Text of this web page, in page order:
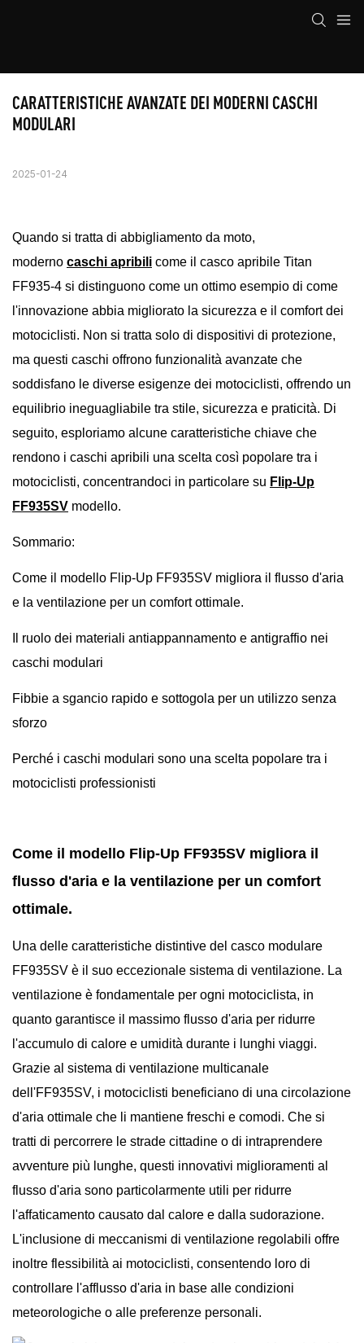
CARATTERISTICHE AVANZATE DEI MODERNI CASCHI
MODULARI
2025-01-24
Quando si tratta di abbigliamento da moto,
moderno caschi apribili come il casco apribile Titan
FF935-4 si distinguono come un ottimo esempio di come
l'innovazione abbia migliorato la sicurezza e il comfort dei
motociclisti. Non si tratta solo di dispositivi di protezione,
ma questi caschi offrono funzionalità avanzate che
soddisfano le diverse esigenze dei motociclisti, offrendo un
equilibrio ineguagliabile tra stile, sicurezza e praticità. Di
seguito, esploriamo alcune caratteristiche chiave che
rendono i caschi apribili una scelta così popolare tra i
motociclisti, concentrandoci in particolare su Flip-Up
FF935SV modello.
Sommario:
Come il modello Flip-Up FF935SV migliora il flusso d'aria
e la ventilazione per un comfort ottimale.
Il ruolo dei materiali antiappannamento e antigraffio nei
caschi modulari
Fibbie a sgancio rapido e sottogola per un utilizzo senza
sforzo
Perché i caschi modulari sono una scelta popolare tra i
motociclisti professionisti
Come il modello Flip-Up FF935SV migliora il
flusso d'aria e la ventilazione per un comfort
ottimale.
Una delle caratteristiche distintive del casco modulare
FF935SV è il suo eccezionale sistema di ventilazione. La
ventilazione è fondamentale per ogni motociclista, in
quanto garantisce il massimo flusso d'aria per ridurre
l'accumulo di calore e umidità durante i lunghi viaggi.
Grazie al sistema di ventilazione multicanale
dell'FF935SV, i motociclisti beneficiano di una circolazione
d'aria ottimale che li mantiene freschi e comodi. Che si
tratti di percorrere le strade cittadine o di intraprendere
avventure più lunghe, questi innovativi miglioramenti al
flusso d'aria sono particolarmente utili per ridurre
l'affaticamento causato dal calore e dalla sudorazione.
L'inclusione di meccanismi di ventilazione regolabili offre
inoltre flessibilità ai motociclisti, consentendo loro di
controllare l'afflusso d'aria in base alle condizioni
meteorologiche o alle preferenze personali.